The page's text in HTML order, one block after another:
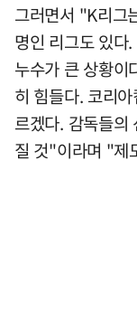
그러면서 "K리그
명인 리그도 있다
누수가 큰 상황이
히 힘들다. 코리
르겠다. 감독들의
질 것"이라며 "제